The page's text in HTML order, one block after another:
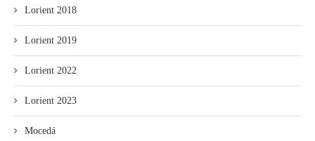
Lorient 2018
Lorient 2019
Lorient 2022
Lorient 2023
Mocedá